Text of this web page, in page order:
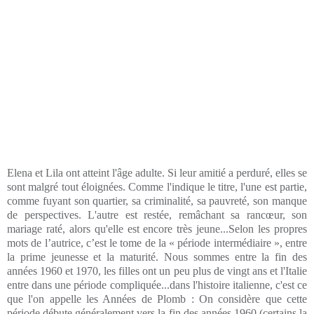
Elena et Lila ont atteint l'âge adulte. Si leur amitié a perduré, elles se
sont malgré tout éloignées. Comme l'indique le titre, l'une est partie,
comme fuyant son quartier, sa criminalité, sa pauvreté, son manque
de perspectives. L'autre est restée, remâchant sa rancœur, son
mariage raté, alors qu'elle est encore très jeune...Selon les propres
mots de l’autrice, c’est le tome de la « période intermédiaire », entre
la prime jeunesse et la maturité. Nous sommes entre la fin des
années 1960 et 1970, les filles ont un peu plus de vingt ans et l'Italie
entre dans une période compliquée...dans l'histoire italienne, c'est ce
que l'on appelle les Années de Plomb : On considère que cette